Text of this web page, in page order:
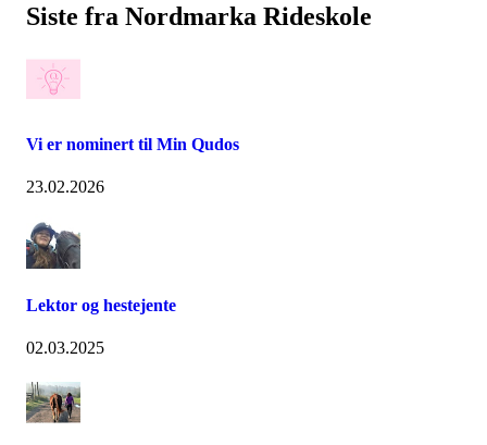
Siste fra Nordmarka Rideskole
Vi er nominert til Min Qudos
23.02.2026
Lektor og hestejente
02.03.2025